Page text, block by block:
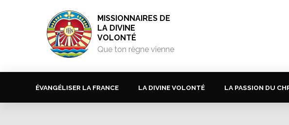
MISSIONNAIRES DE
LA DIVINE
VOLONTÉ
Que ton règne vienne
ÉVANGÉLISER LA FRANCE LA DIVINE VOLONTÉ LA PASSION DU